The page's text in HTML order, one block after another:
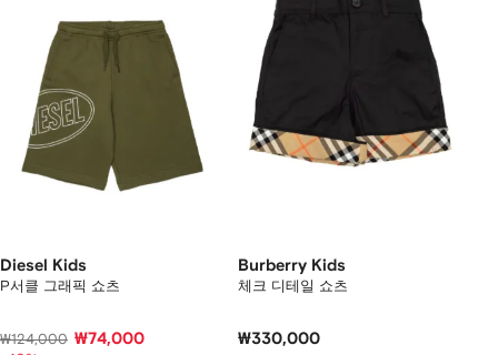
Diesel Kids
P서클 그래픽 쇼츠
₩124,000 ₩74,000
Burberry Kids
체크 디테일 쇼츠
₩330,000